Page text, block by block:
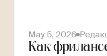
May 5, 2026
Как